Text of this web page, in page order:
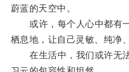
蔚蓝的天空中。
或许，每个人心中都有一
栖息地，让自己灵敏、纯净
在生活中，我们或许无法